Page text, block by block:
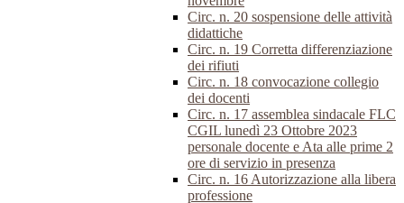
Circ. n. 20 sospensione delle attività
didattiche
Circ. n. 19 Corretta differenziazione
dei rifiuti
Circ. n. 18 convocazione collegio
dei docenti
Circ. n. 17 assemblea sindacale FLC
CGIL lunedì 23 Ottobre 2023
personale docente e Ata alle prime 2
ore di servizio in presenza
Circ. n. 16 Autorizzazione alla libera
professione